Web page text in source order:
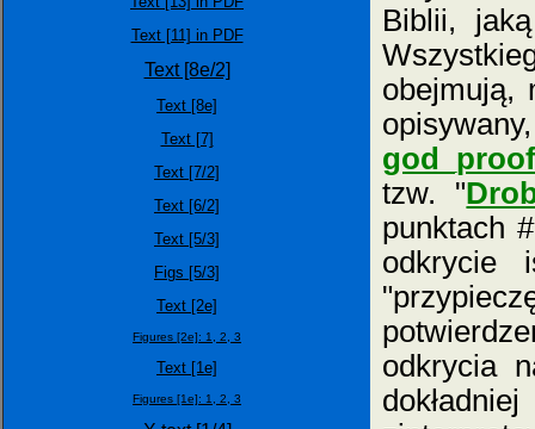
Text [11] in PDF
Text [8e/2]
Text [8e]
Text [7]
Text [7/2]
Text [6/2]
Text [5/3]
Figs [5/3]
Text [2e]
Figures [2e]: 1, 2, 3
Text [1e]
Figures [1e]: 1, 2, 3
Biblii,
obejmują,
tzw. "
punktach
odkrycie
odkrycia